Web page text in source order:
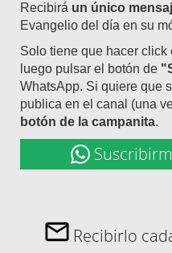
Recibirá un único
Evangelio del día en su
Solo tiene que hacer
luego pulsar el botón de
WhatsApp. Si quiere que
publica en el canal (una
botón de la campanita.
Recibirlo